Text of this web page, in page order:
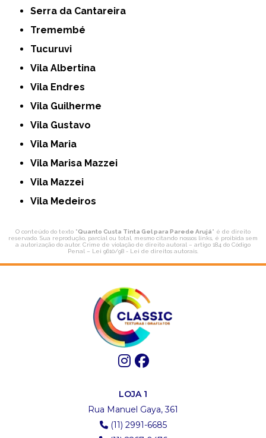
Serra da Cantareira
Tremembé
Tucuruvi
Vila Albertina
Vila Endres
Vila Guilherme
Vila Gustavo
Vila Maria
Vila Marisa Mazzei
Vila Mazzei
Vila Medeiros
O conteúdo do texto "Quanto Custa Tinta Gel para Parede Arujá" é de direito
reservado. Sua reprodução, parcial ou total, mesmo citando nossos links, é proibida sem
a autorização do autor. Crime de violação de direito autoral – artigo 184 do Código
Penal – Lei 9610/98 - Lei de direitos autorais
LOJA 1
Rua Manuel Gaya, 361
(11) 2991-6685